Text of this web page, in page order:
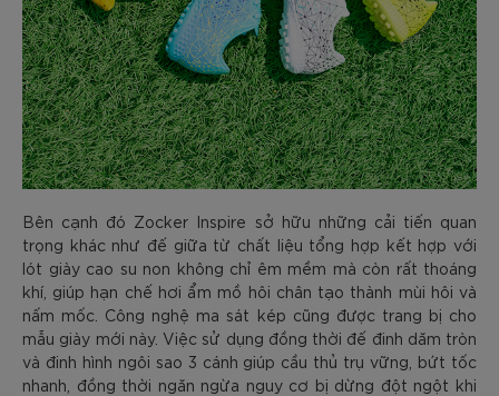
Bên cạnh đó Zocker Inspire sở hữu những cải tiến quan
trọng khác như đế giữa từ chất liệu tổng hợp kết hợp với
lót giày cao su non không chỉ êm mềm mà còn rất thoáng
khí, giúp hạn chế hơi ẩm mồ hôi chân tạo thành mùi hôi và
nấm mốc. Công nghệ ma sát kép cũng được trang bị cho
mẫu giày mới này. Việc sử dụng đồng thời đế đinh dăm tròn
và đinh hình ngôi sao 3 cánh giúp cầu thủ trụ vững, bứt tốc
nhanh, đồng thời ngăn ngừa nguy cơ bị dừng đột ngột khi